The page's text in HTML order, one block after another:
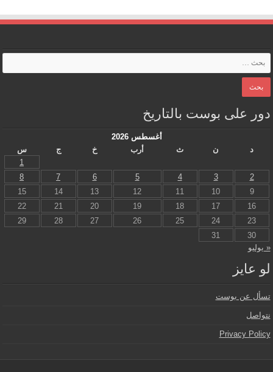
دور على بوست بالتاريخ
أغسطس 2026
د
ن ث أرب خ ج
س
1
2
3
4
5
6
7
8
9
10
11
12
13
14
15
16
17
18
19
20
21
22
23
24
25
26
27
28
29
30
31
« يوليو
لو عايز
تسأل عن بوست
نتواصل
Privacy Policy